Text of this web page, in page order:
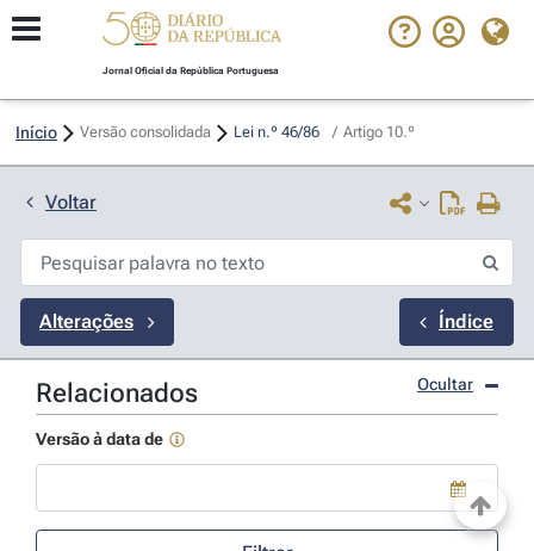
Jornal Oficial da República Portuguesa
Início Versão consolidada Lei n.º 46/86 / Artigo 10.º
Voltar
Alterações Índice
Relacionados Ocultar
Versão à data de
Use a tecla de seta para baixo para abrir o calendário; Use as